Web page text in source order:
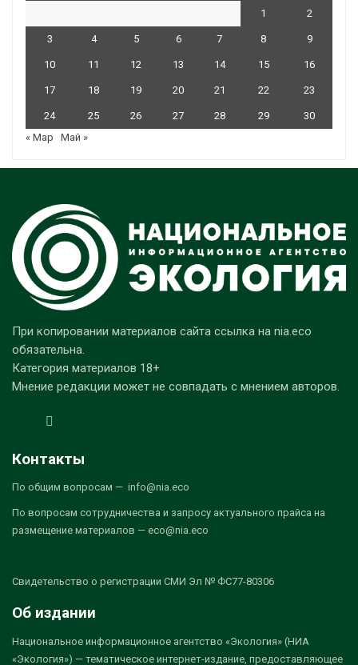
1 2
3 4 5 6 7 8 9
10 11 12 13 14 15 16
17 18 19 20 21 22 23
24 25 26 27 28 29
30
« Мар
Май »
При копировании материалов сайта ссылка на nia.eco
обязательна.
Категория материалов 18+
Мнение редакции может не совпадать с мнением авторов.
Контакты
По общим вопросам — info@nia.eco
По вопросам сотрудничества и запросу актуального прайса на
размещение материалов — eco@nia.eco
Свидетельство о регистрации СМИ Эл № ФС77-80306
Об издании
Национальное информационное агентство «Экология» (НИА
«Экология») — тематическое интернет-издание, предоставляющее